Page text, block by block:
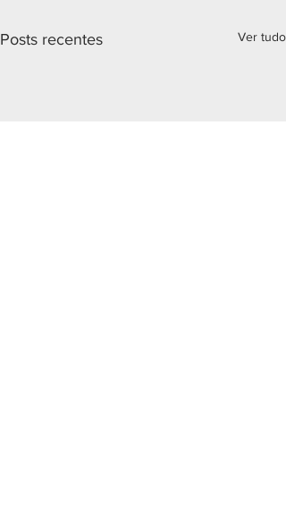
Posts recentes Ver tudo